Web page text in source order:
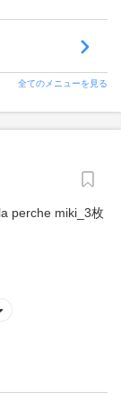
全てのメニューを見る